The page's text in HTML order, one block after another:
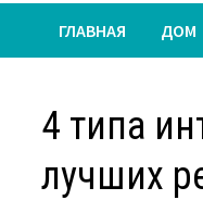
ГЛАВНАЯ ДОМ
4 типа
лучших